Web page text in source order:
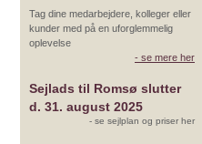
Tag dine medarbejdere, kolleger eller
kunder med på en uforglemmelig
oplevelse
- se mere her
Sejlads til Romsø slutter
d. 31. august 2025
- se sejlplan og priser her